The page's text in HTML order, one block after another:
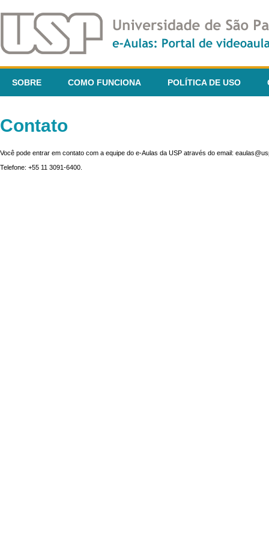
SOBRE COMO FUNCIONA POLÍTICA DE USO
Contato
Você pode entrar em contato com a equipe do e-Aulas da USP através do email:
Telefone: +55 11 3091-6400.